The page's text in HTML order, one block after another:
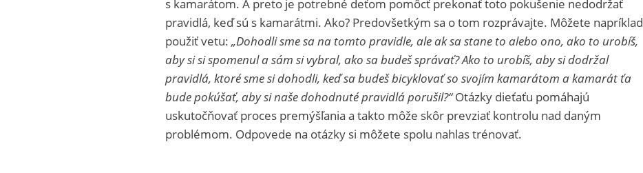
s kamarátom. A preto je potrebné deťom pomôcť prekonať toto pokušenie nedodržať
pravidlá, keď sú s kamarátmi. Ako? Predovšetkým sa o tom rozprávajte. Môžete napríklad
použiť vetu: „Dohodli sme sa na tomto pravidle, ale ak sa stane to alebo ono, ako to urobíš,
aby si si spomenul a sám si vybral, ako sa budeš správať? Ako to urobíš, aby si dodržal
pravidlá, ktoré sme si dohodli, keď sa budeš bicyklovať so svojím kamarátom a kamarát ťa
bude pokúšať, aby si naše dohodnuté pravidlá porušil?“Otázky dieťaťu pomáhajú
uskutočňovať proces premýšľania a takto môže skôr prevziať kontrolu nad daným
problémom. Odpovede na otázky si môžete spolu nahlas trénovať.